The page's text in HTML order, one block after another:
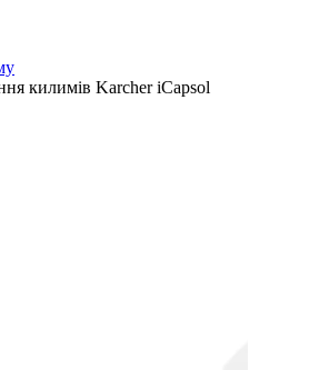
килимів Karcher iCapsol